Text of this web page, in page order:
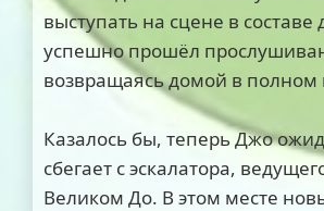
выступать на сцене в
успешно прошёл
возвращаясь домой в полном
Казалось бы, теперь Джо
сбегает с эскалатора,
Великом До. В этом месте